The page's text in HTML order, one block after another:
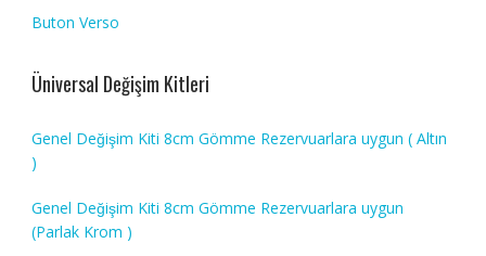
Buton Verso
Üniversal Değişim Kitleri
Genel Değişim Kiti 8cm Gömme Rezervuarlara uygun ( Altın
)
Genel Değişim Kiti 8cm Gömme Rezervuarlara uygun
(Parlak Krom )